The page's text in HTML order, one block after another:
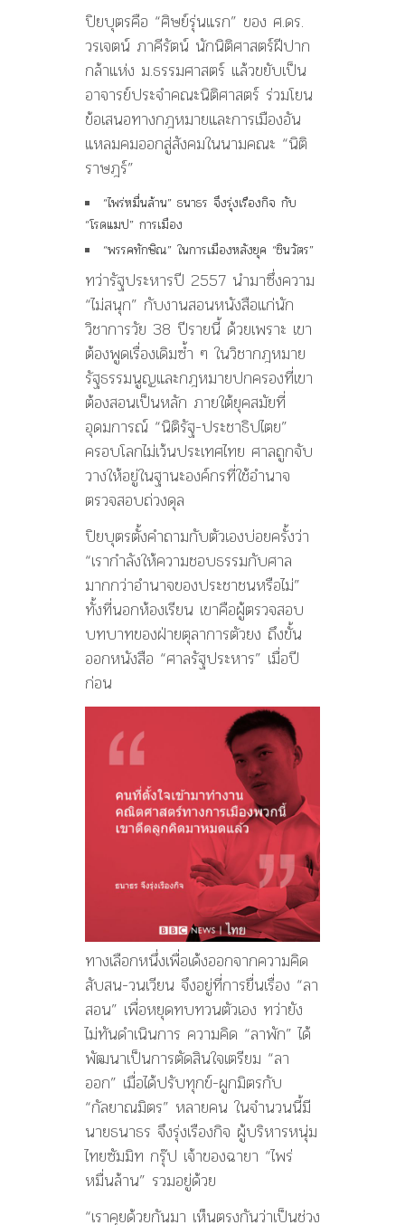
ปิยบุตรคือ “ศิษย์รุ่นแรก” ของ ศ.ดร.
วรเจตน์ ภาคีรัตน์ นักนิติศาสตร์ฝีปาก
กล้าแห่ง ม.ธรรมศาสตร์ แล้วขยับเป็น
อาจารย์ประจำคณะนิติศาสตร์ ร่วมโยน
ข้อเสนอทางกฎหมายและการเมืองอัน
แหลมคมออกสู่สังคมในนามคณะ “นิติ
ราษฎร์”
“ไพร่หมื่นล้าน” ธนาธร จึงรุ่งเรืองกิจ กับ
“โรดแมป” การเมือง
“พรรคทักษิณ” ในการเมืองหลังยุค “ชินวัตร”
ทว่ารัฐประหารปี 2557 นำมาซึ่งความ
“ไม่สนุก” กับงานสอนหนังสือแก่นัก
วิชาการวัย 38 ปีรายนี้ ด้วยเพราะ เขา
ต้องพูดเรื่องเดิมซ้ำ ๆ ในวิชากฎหมาย
รัฐธรรมนูญและกฎหมายปกครองที่เขา
ต้องสอนเป็นหลัก ภายใต้ยุคสมัยที่
อุดมการณ์ “นิติรัฐ-ประชาธิปไตย”
ครอบโลกไม่เว้นประเทศไทย ศาลถูกจับ
วางให้อยู่ในฐานะองค์กรที่ใช้อำนาจ
ตรวจสอบถ่วงดุล
ปิยบุตรตั้งคำถามกับตัวเองบ่อยครั้งว่า
“เรากำลังให้ความชอบธรรมกับศาล
มากกว่าอำนาจของประชาชนหรือไม่”
ทั้งที่นอกห้องเรียน เขาคือผู้ตรวจสอบ
บทบาทของฝ่ายตุลาการตัวยง ถึงขั้น
ออกหนังสือ “ศาลรัฐประหาร” เมื่อปี
ก่อน
ทางเลือกหนึ่งเพื่อเด้งออกจากความคิด
สับสน-วนเวียน จึงอยู่ที่การยื่นเรื่อง “ลา
สอน” เพื่อหยุดทบทวนตัวเอง ทว่ายัง
ไม่ทันดำเนินการ ความคิด “ลาพัก” ได้
พัฒนาเป็นการตัดสินใจเตรียม “ลา
ออก” เมื่อได้ปรับทุกข์-ผูกมิตรกับ
“กัลยาณมิตร” หลายคน ในจำนวนนี้มี
นายธนาธร จึงรุ่งเรืองกิจ ผู้บริหารหนุ่ม
ไทยซัมมิท กรุ๊ป เจ้าของฉายา “ไพร่
หมื่นล้าน” รวมอยู่ด้วย
“เราคุยด้วยกันมา เห็นตรงกันว่าเป็นช่วง